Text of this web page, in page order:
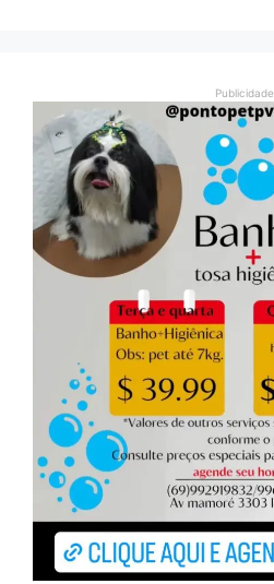
Publicidade